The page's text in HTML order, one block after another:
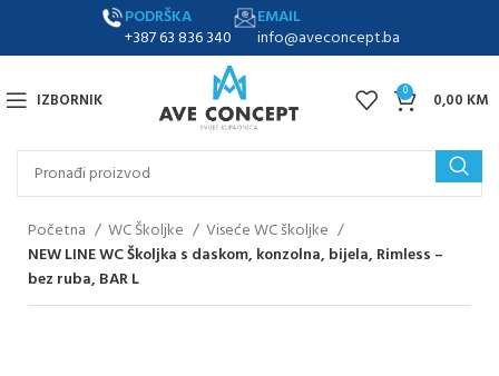
PODRŠKA
+387 63 836 340
EMAIL
info@aveconcept.ba
IZBORNIK 0 0,00 KM
Početna WC Školjke
Viseće WC školjke
NEW LINE WC Školjka s daskom, konzolna, bijela, Rimless –
bez ruba, BAR L